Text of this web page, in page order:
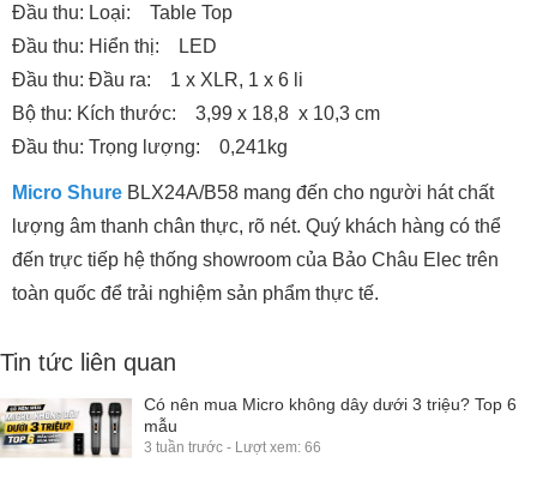
Đầu thu: Loại: Table Top
Đầu thu: Hiển thị: LED
Đầu thu: Đầu ra: 1 x XLR, 1 x 6 li
Bộ thu: Kích thước: 3,99 x 18,8 x 10,3 cm
Đầu thu: Trọng lượng: 0,241kg
Micro Shure BLX24A/B58 mang đến cho người hát chất
lượng âm thanh chân thực, rõ nét. Quý khách hàng có thể
đến trực tiếp hệ thống showroom của Bảo Châu Elec trên
toàn quốc để trải nghiệm sản phẩm thực tế.
Tin tức liên quan
Có nên mua Micro không dây dưới 3 triệu? Top 6
mẫu
3 tuần trước - Lượt xem: 66